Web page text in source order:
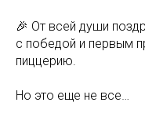
🎉 От всей души
с победой и первым
пиццерию.
Но это еще не все…